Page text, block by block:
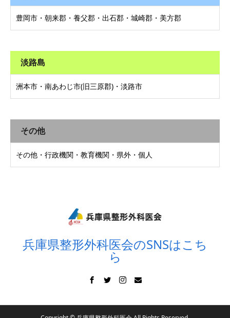
豊岡市・朝来郡・養父郡・出石郡・城崎郡・美方郡
淡路島
洲本市・南あわじ市(旧三原郡)・淡路市
その他
その他・行政機関・教育機関・県外・個人
兵庫県整形外科医会のSNSはこち
ら